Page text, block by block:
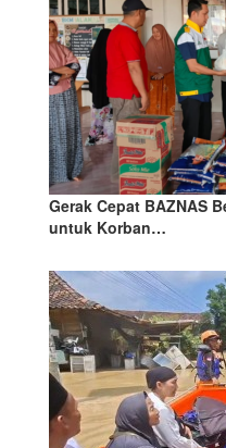
Gerak Cepat BAZNAS
untuk Korban…